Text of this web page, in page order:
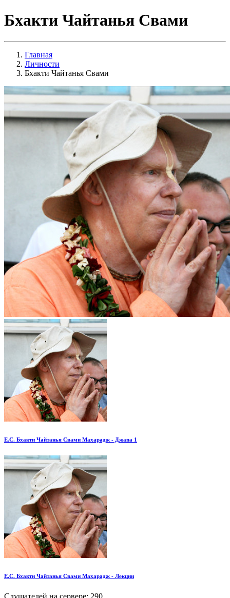
Бхакти Чайтанья Свами
Главная
Личности
Бхакти Чайтанья Свами
Е.С. Бхакти Чайтанья Свами Махарадж - Джапа 1
Е.С. Бхакти Чайтанья Свами Махарадж - Лекции
Слушателей на сервере: 290